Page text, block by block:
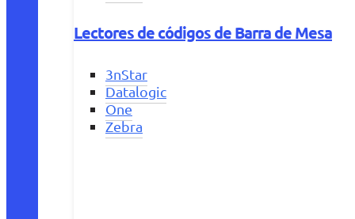
Lectores de códigos de Barra de Mesa
3nStar
Datalogic
One
Zebra